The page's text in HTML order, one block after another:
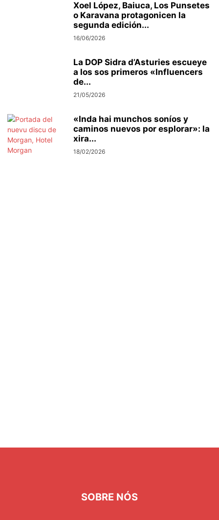
Xoel López, Baiuca, Los Punsetes
o Karavana protagonicen la
segunda edición...
16/06/2026
La DOP Sidra d’Asturies escueye
a los sos primeros «Influencers
de...
21/05/2026
«Inda hai munchos soníos y
caminos nuevos por esplorar»: la
xira...
18/02/2026
SOBRE NÓS